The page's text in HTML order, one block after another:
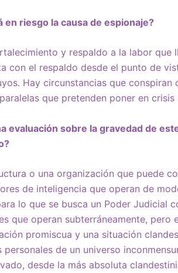
en riesgo la causa de espionaje?
y respaldo a la labor que
con el respaldo desde el punto de
Hay circunstancias que
que pretenden poner en
evaluación sobre la gravedad de
o una organización que puede
de inteligencia que operan de
lo que se busca un Poder Judicial
que operan subterráneamente, pero
promiscua y una situación
de un universo
desde la más absoluta